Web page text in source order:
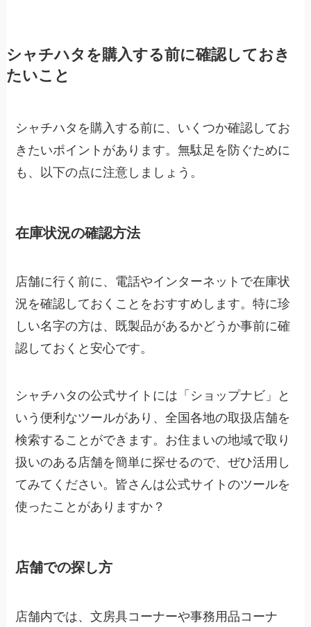
シャチハタを購入する前に確認しておき
たいこと
シャチハタを購入する前に、いくつか確認してお
きたいポイントがあります。無駄足を防ぐために
も、以下の点に注意しましょう。
在庫状況の確認方法
店舗に行く前に、電話やインターネットで在庫状
況を確認しておくことをおすすめします。特に珍
しい名字の方は、既製品があるかどうか事前に確
認しておくと安心です。
シャチハタの公式サイトには「ショップナビ」と
いう便利なツールがあり、全国各地の取扱店舗を
検索することができます。お住まいの地域で取り
扱いのある店舗を簡単に探せるので、ぜひ活用し
てみてください。皆さんは公式サイトのツールを
使ったことがありますか？
店舗での探し方
店舗内では、文房具コーナーや事務用品コーナ